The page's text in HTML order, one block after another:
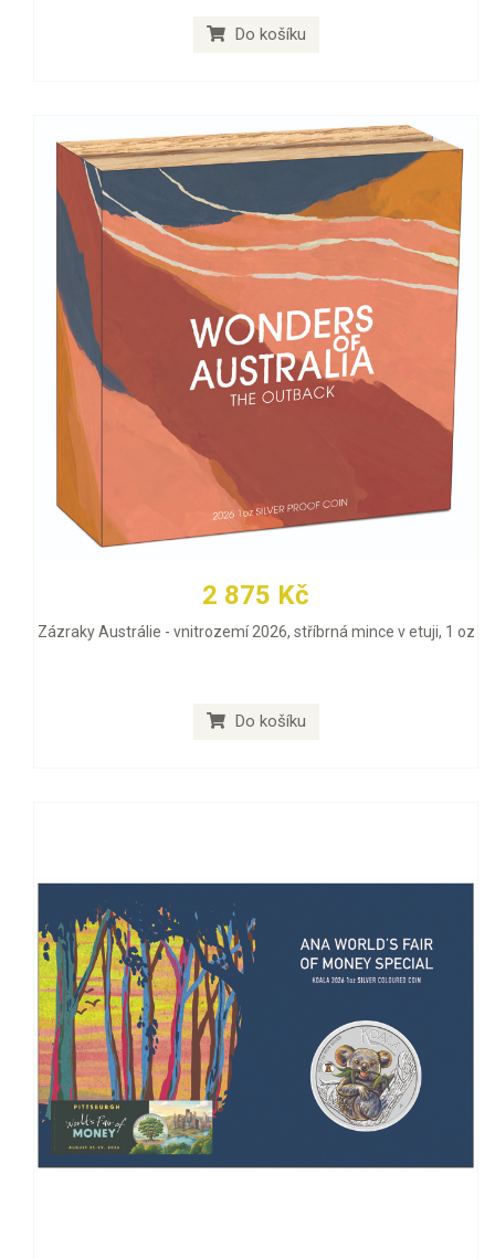
Do košíku
2 875 Kč
Zázraky Austrálie - vnitrozemí 2026, stříbrná mince v etuji, 1 oz
Do košíku